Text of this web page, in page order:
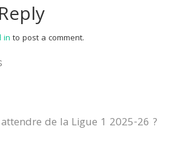
in to post a comment.
de la Ligue 1 2025-26 ?